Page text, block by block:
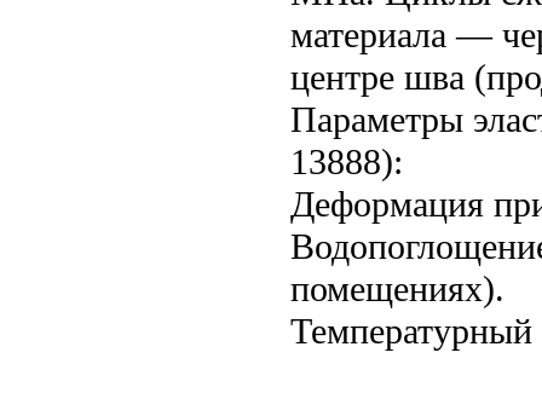
материала —
центре шва
Параметры
13888):
Деформация
помещениях).
Температурный